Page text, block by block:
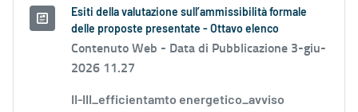
Esiti della valutazione sull’ammissibilità formale
delle proposte presentate - Ottavo elenco
Contenuto Web - Data di Pubblicazione 3-giu-
2026 11.27
II-III_efficientamto energetico_avviso